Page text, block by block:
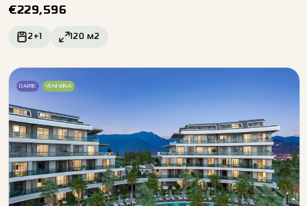
€229,596
2+1 120 м2
DAIRE YENI BINA